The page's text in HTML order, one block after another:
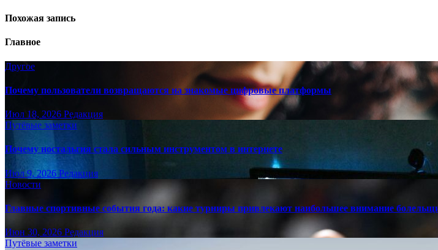
Похожая запись
Главное
Другое
Почему пользователи возвращаются на знакомые цифровые платформы
Июл 18, 2026 Редакция
Путёвые заметки
Почему ностальгия стала сильным инструментом в интернете
Июл 9, 2026 Редакция
Новости
Главные спортивные события года: какие турниры привлекают наибольшее внимание
Июн 30, 2026 Редакция
Путёвые заметки